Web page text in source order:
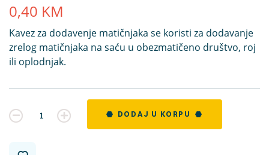
0,40 KM
Kavez za dodavenje matičnjaka se koristi za dodavanje
zrelog matičnjaka na saću u obezmatičeno društvo, roj
ili oplodnjak.
Kvantitet DODAJ U KORPU